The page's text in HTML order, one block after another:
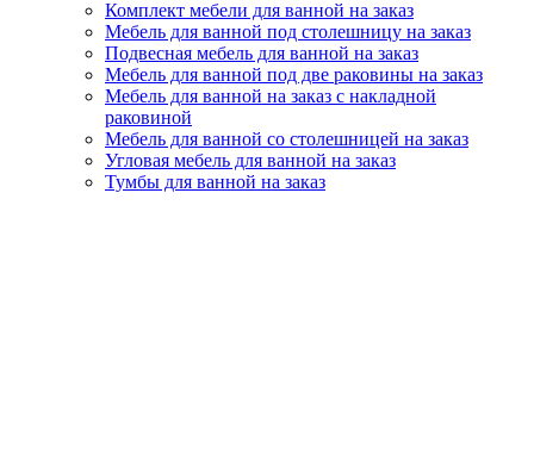
Комплект мебели для ванной на заказ
Мебель для ванной под столешницу на заказ
Подвесная мебель для ванной на заказ
Мебель для ванной под две раковины на заказ
Мебель для ванной на заказ с накладной
раковиной
Мебель для ванной со столешницей на заказ
Угловая мебель для ванной на заказ
Тумбы для ванной на заказ